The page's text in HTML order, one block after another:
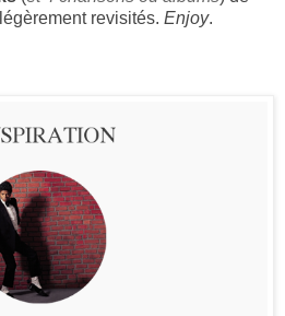
revisités. Enjoy.